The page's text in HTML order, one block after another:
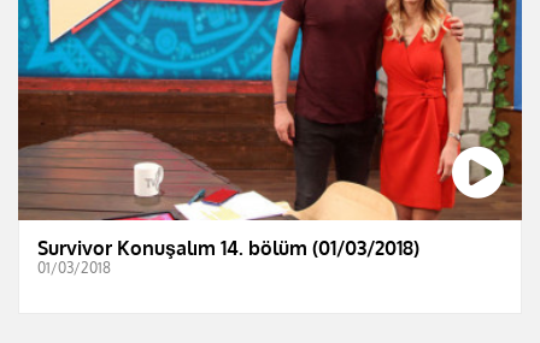
Survivor Konuşalım 14. bölüm (01/03/2018)
01/03/2018